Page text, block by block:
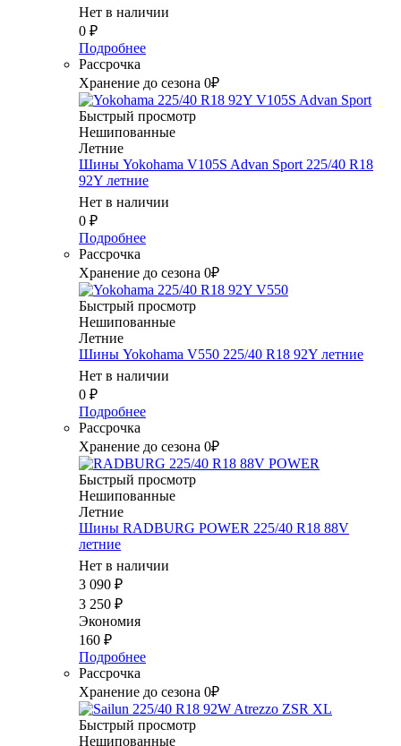
Нет в наличии
0 ₽
Подробнее
Рассрочка
Хранение до сезона 0₽
Быстрый просмотр
Нешипованные
Летние
Шины Yokohama V105S Advan Sport 225/40 R18
92Y летние
Нет в наличии
0 ₽
Подробнее
Рассрочка
Хранение до сезона 0₽
Быстрый просмотр
Нешипованные
Летние
Шины Yokohama V550 225/40 R18 92Y летние
Нет в наличии
0 ₽
Подробнее
Рассрочка
Хранение до сезона 0₽
Быстрый просмотр
Нешипованные
Летние
Шины RADBURG POWER 225/40 R18 88V
летние
Нет в наличии
3 090 ₽
3 250 ₽
Экономия
160 ₽
Подробнее
Рассрочка
Хранение до сезона 0₽
Быстрый просмотр
Нешипованные